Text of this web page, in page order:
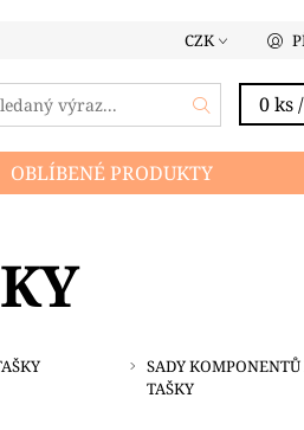
CZK
0 ks
OBLÍBENÉ PRODUKTY
SADY
TAŠKY